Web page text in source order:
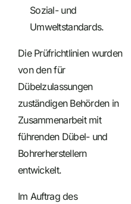
Sozial- und
Umweltstandards.
Die Prüfrichtlinien wurden
von den für
Dübelzulassungen
zuständigen Behörden in
Zusammenarbeit mit
führenden Dübel- und
Bohrerherstellern
entwickelt.
Im Auftrag des